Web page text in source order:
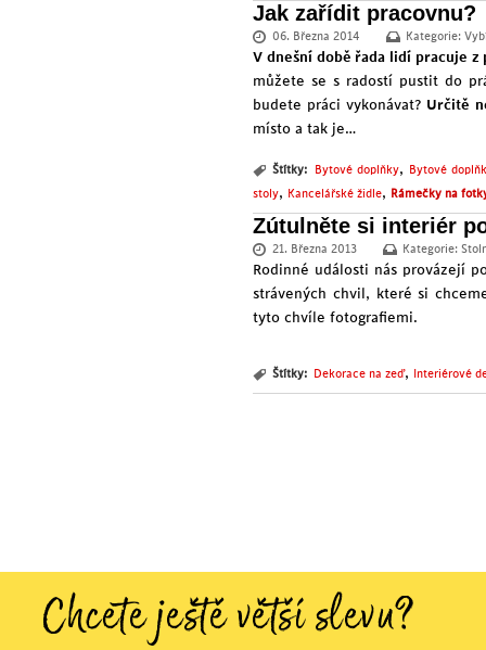
Jak zařídit pracovnu?
06. Března 2014 Kategorie:
V dnešní době řada lidí pracuje z
můžete se s radostí pustit do
budete práci vykonávat? Určitě
místo a tak je…
Štítky: Bytové doplňky,
Bytové
stoly, Kancelářské židle, Rámečky na
Zútulněte si interiér
21. Března 2013 Kategorie:
Rodinné události nás provázejí
strávených chvil, které si
tyto chvíle fotografiemi.
Štítky: Dekorace na zeď, Interiérové
Chcete ještě větší slevu?